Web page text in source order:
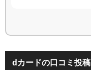
dカードの口コミ投稿